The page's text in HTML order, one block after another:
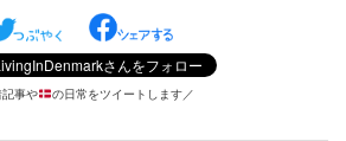
事や の日常をツイートします／